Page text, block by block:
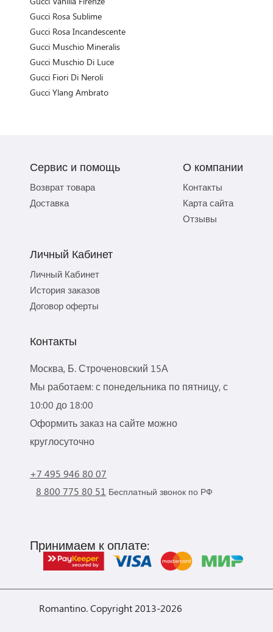
Gucci Rosa Sublime
Gucci Rosa Incandescente
Gucci Muschio Mineralis
Gucci Muschio Di Luce
Gucci Fiori Di Neroli
Gucci Ylang Ambrato
Сервис и помощь
Возврат товара
Доставка
О компании
Контакты
Карта сайта
Отзывы
Личный Кабинет
Личный Кабинет
История заказов
Договор оферты
Контакты
Москва, Б. Строченовский 15А
Мы работаем: с понедельника по пятницу, с
10:00 до 18:00
Оформить заказ на сайте можно
круглосуточно
+7 495 946 80 07
8 800 775 80 51 Бесплатный звонок по РФ
Принимаем к оплате:
Romantino. Copyright 2013-2026